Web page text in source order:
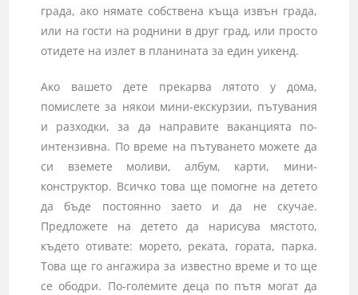
града, ако нямате собствена къща извън града,
или на гости на роднини в друг град, или просто
отидете на излет в планината за един уикенд.
Ако вашето дете прекарва лятото у дома,
помислете за някои мини-екскурзии, пътувания
и разходки, за да направите ваканцията по-
интензивна. По време на пътуването можете да
си вземете моливи, албум, карти, мини-
конструктор. Всичко това ще помогне на детето
да бъде постоянно заето и да не скучае.
Предложете на детето да нарисува мястото,
където отивате: морето, реката, гората, парка.
Това ще го ангажира за известно време и то ще
се ободри. По-големите деца по пътя могат да